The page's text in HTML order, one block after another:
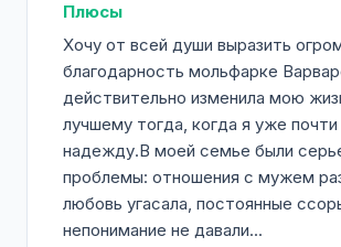
Плюсы
Хочу от всей души выразить
благодарность мольфарке
действительно изменила мою
лучшему тогда, когда я уже
надежду.В моей семье были
проблемы: отношения с мужем
любовь угасала, постоянные
непонимание не давали...